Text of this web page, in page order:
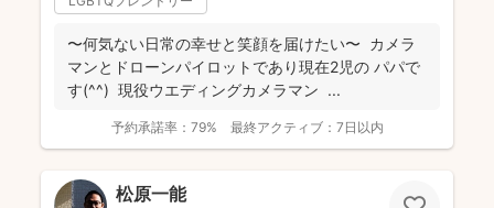
〜何気ない日常の幸せと笑顔を届けたい〜 カメラ
マンとドローンパイロットであり現在2児の パパで
す(^^) 現役ウエディングカメラマン ...
予約承諾率： 79% 最終アクティブ： 7日以内
松原一能